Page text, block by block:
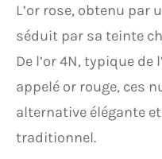
L’or rose, obtenu par
séduit par sa teinte
De l’or 4N, typique de
appelé or rouge, ces
alternative élégante
traditionnel.